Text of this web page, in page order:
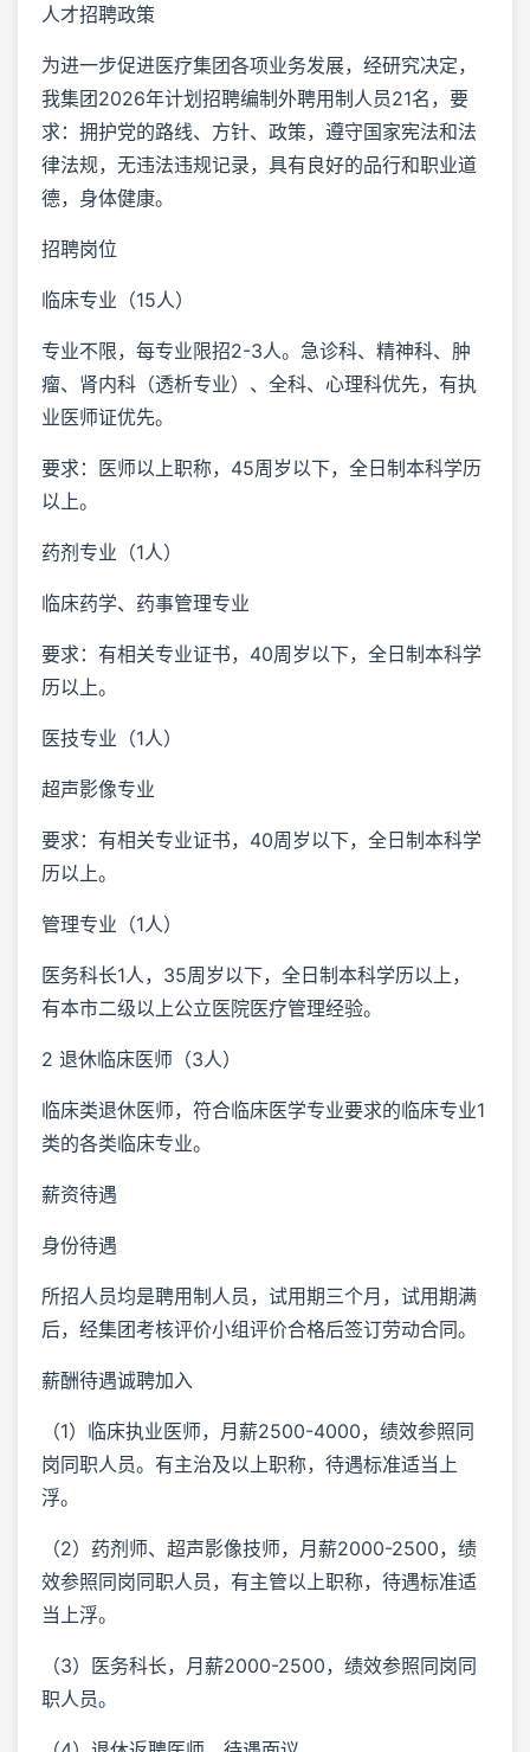
人才招聘政策
为进一步促进医疗集团各项业务发展，经研究决定，
我集团2026年计划招聘编制外聘用制人员21名，要
求：拥护党的路线、方针、政策，遵守国家宪法和法
律法规，无违法违规记录，具有良好的品行和职业道
德，身体健康。
招聘岗位
临床专业（15人）
专业不限，每专业限招2-3人。急诊科、精神科、肿
瘤、肾内科（透析专业）、全科、心理科优先，有执
业医师证优先。
要求：医师以上职称，45周岁以下，全日制本科学历
以上。
药剂专业（1人）
临床药学、药事管理专业
要求：有相关专业证书，40周岁以下，全日制本科学
历以上。
医技专业（1人）
超声影像专业
要求：有相关专业证书，40周岁以下，全日制本科学
历以上。
管理专业（1人）
医务科长1人，35周岁以下，全日制本科学历以上，
有本市二级以上公立医院医疗管理经验。
2 退休临床医师（3人）
临床类退休医师，符合临床医学专业要求的临床专业1
类的各类临床专业。
薪资待遇
身份待遇
所招人员均是聘用制人员，试用期三个月，试用期满
后，经集团考核评价小组评价合格后签订劳动合同。
薪酬待遇诚聘加入
（1）临床执业医师，月薪2500-4000，绩效参照同
岗同职人员。有主治及以上职称，待遇标准适当上
浮。
（2）药剂师、超声影像技师，月薪2000-2500，绩
效参照同岗同职人员，有主管以上职称，待遇标准适
当上浮。
（3）医务科长，月薪2000-2500，绩效参照同岗同
职人员。